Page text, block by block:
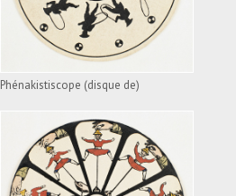
Phénakistiscope (disque de)